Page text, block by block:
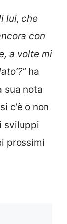
lui, che
con
a volte mi
ha
sua nota
c’è o non
sviluppi
prossimi